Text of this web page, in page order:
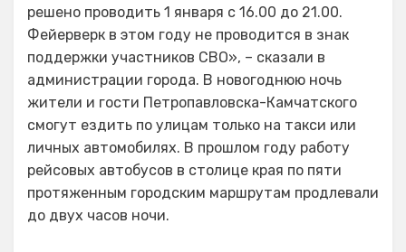
решено проводить 1 января с 16.00 до 21.00.
Фейерверк в этом году не проводится в знак
поддержки участников СВО», – сказали в
администрации города. В новогоднюю ночь
жители и гости Петропавловска-Камчатского
смогут ездить по улицам только на такси или
личных автомобилях. В прошлом году работу
рейсовых автобусов в столице края по пяти
протяженным городским маршрутам продлевали
до двух часов ночи.